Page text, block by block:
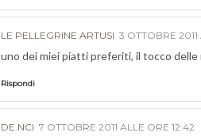
LE PELLEGRINE ARTUSI 3 OTTOBRE 2011
uno dei miei piatti preferiti, il tocco delle
Rispondi
DE.NCI 7 OTTOBRE 2011 ALLE ORE 12:42